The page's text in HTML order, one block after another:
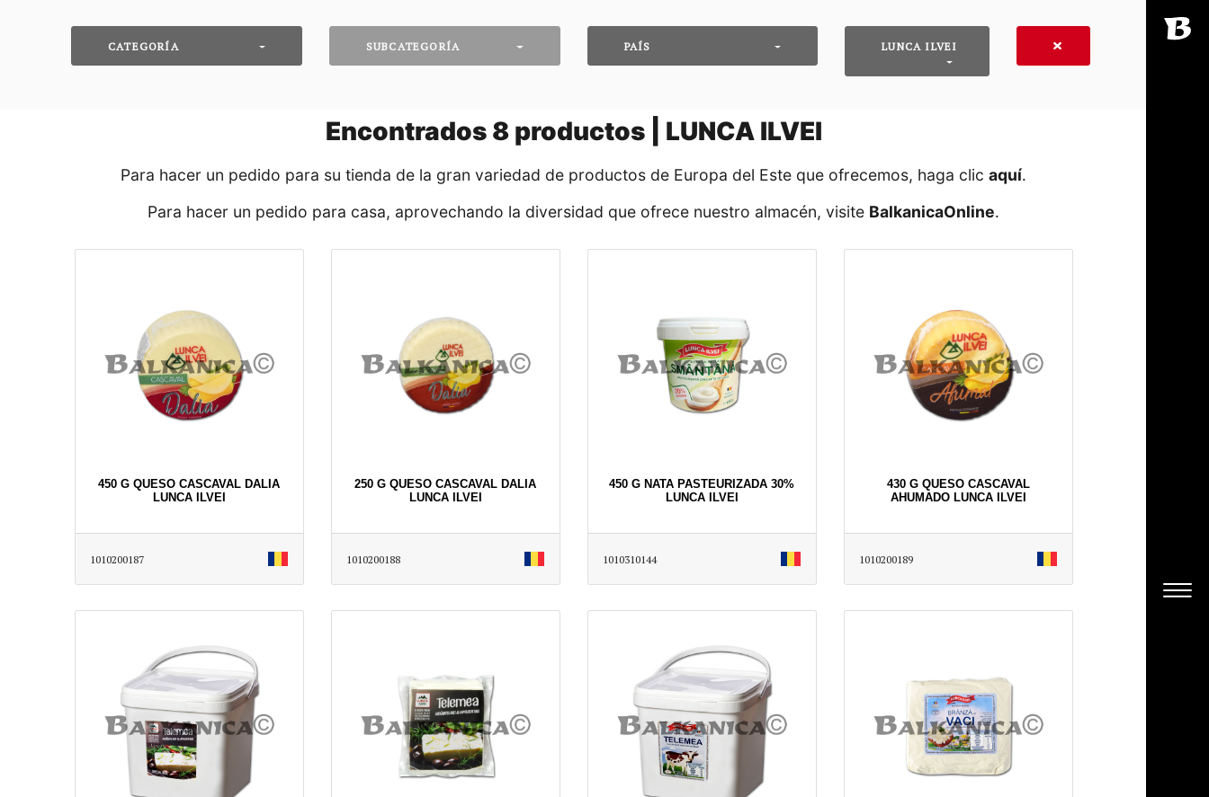
CATEGORÍA SUBCATEGORÍA PAÍS LUNCA ILVEI
Encontrados 8productos | LUNCA ILVEI
Para hacer un pedido para su tienda de la gran variedad de productos de Europa del Este que ofrecemos, haga clic aquí․
Para hacer un pedido para casa, aprovechando la diversidad que ofrece nuestro almacén, visite BalkanicaOnline․
450 G QUESO CASCAVAL DALIA
LUNCA ILVEI
1010200187
250 G QUESO CASCAVAL DALIA
LUNCA ILVEI
1010200188
450 G NATA PASTEURIZADA 30%
LUNCA ILVEI
1010310144
430 G QUESO CASCAVAL
AHUMADO LUNCA ILVEI
1010200189